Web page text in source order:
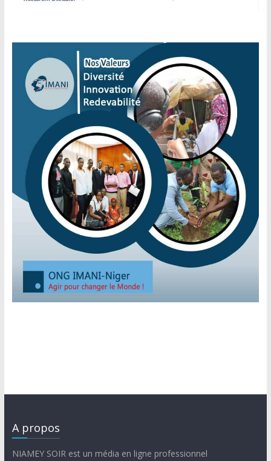
A propos
NIAMEY SOIR est un média en ligne professionnel